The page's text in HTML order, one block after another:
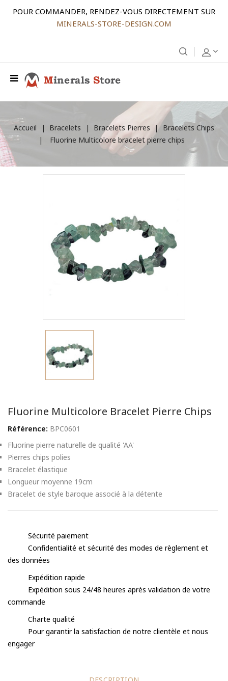
POUR COMMANDER, RENDEZ-VOUS DIRECTEMENT SUR
MINERALS-STORE-DESIGN.COM
Accueil Bracelets Bracelets Pierres
Bracelets Chips
Fluorine Multicolore bracelet pierre chips
Fluorine Multicolore Bracelet Pierre Chips
Référence: BPC0601
Fluorine pierre naturelle de qualité 'AA'
Pierres chips polies
Bracelet élastique
Longueur moyenne 19cm
Bracelet de style baroque associé à la détente
Sécurité paiement
Confidentialité et sécurité des modes de règlement et
des données
Expédition rapide
Expédition sous 24/48 heures après validation de votre
commande
Charte qualité
Pour garantir la satisfaction de notre clientèle et nous
engager